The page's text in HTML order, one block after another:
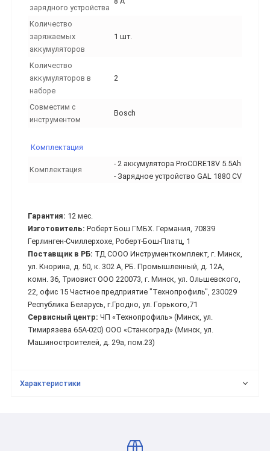
зарядного устройства
Количество
заряжаемых
аккумуляторов
1 шт.
Количество
аккумуляторов в
наборе
2
Совместим с
инструментом
Bosch
Комплектация
Комплектация
- 2 аккумулятора ProCORE18V 5.5Ah
- Зарядное устройство GAL 1880 CV
Гарантия: 12 мес.
Изготовитель: Роберт Бош ГМБХ. Германия, 70839
Герлинген-Счиллерхохе, Роберт-Бош-Платц, 1
Поставщик в РБ: ТД СООО Инструменткомплект, г. Минск,
ул. Кнорина, д. 50, к. 302 А, РБ. Промышленный, д. 12А,
комн. 36, Триовист ООО 220073, г. Минск, ул. Ольшевского,
22, офис 15 Частное предприятие "Технопрофиль", 230029
Республика Беларусь, г.Гродно, ул. Горького,71
Сервисный центр: ЧП «Технопрофиль» (Минск, ул.
Тимирязева 65А-020) ООО «Станкоград» (Минск, ул.
Машиностроителей, д. 29а, пом.23)
Характеристики